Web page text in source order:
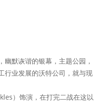
默诙谐的银幕，主题公园，
行业发展的沃特公司，就与现
）饰演，在打完二战在这以